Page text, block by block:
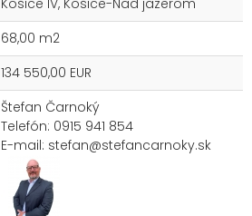
68,00 m2
134 550,00 EUR
Štefan Čarnoký
Telefón: 0915 941 854
E-mail: stefan@stefancarnoky.sk